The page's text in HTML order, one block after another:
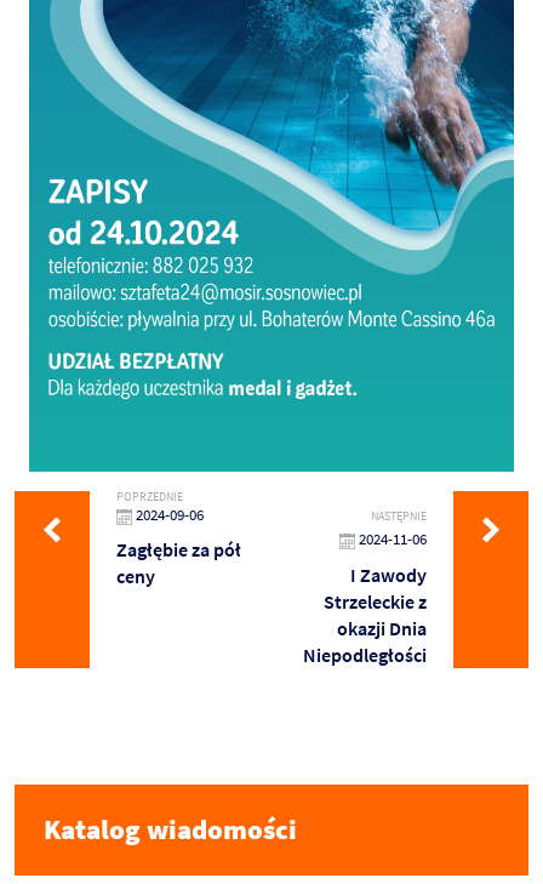
POPRZEDNIE
2024-09-06
Zagłębie za pół
ceny
NASTĘPNIE
2024-11-06
I Zawody
Strzeleckie z
okazji Dnia
Niepodległości
Katalog wiadomości